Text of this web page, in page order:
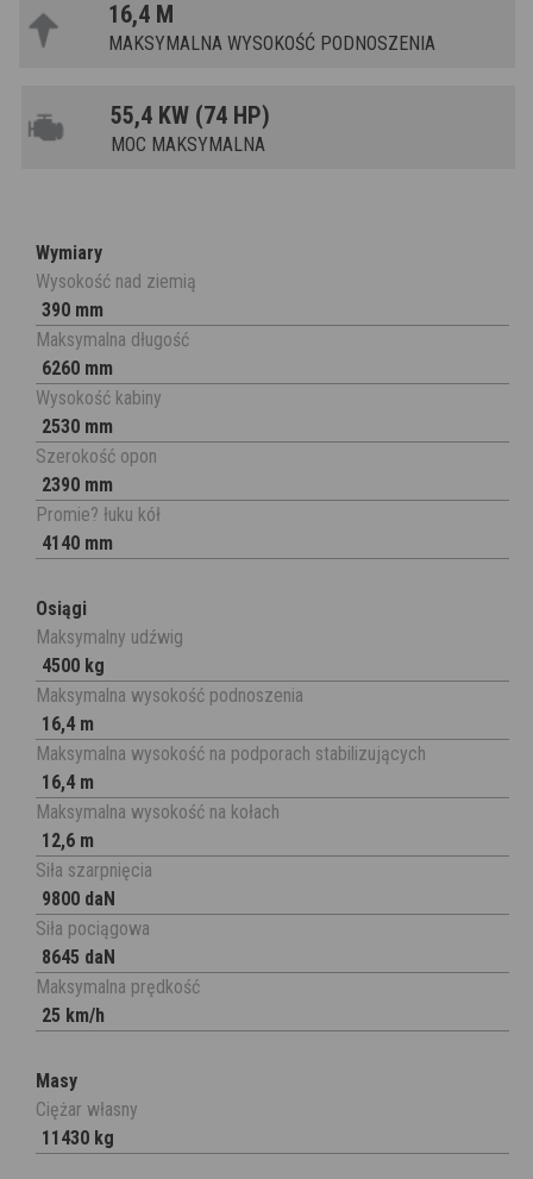
16,4 M
MAKSYMALNA WYSOKOŚĆ PODNOSZENIA
55,4 KW (74 HP)
MOC MAKSYMALNA
Wymiary
Wysokość nad ziemią
390 mm
Maksymalna długość
6260 mm
Wysokość kabiny
2530 mm
Szerokość opon
2390 mm
Promie? łuku kół
4140 mm
Osiągi
Maksymalny udźwig
4500 kg
Maksymalna wysokość podnoszenia
16,4 m
Maksymalna wysokość na podporach stabilizujących
16,4 m
Maksymalna wysokość na kołach
12,6 m
Siła szarpnięcia
9800 daN
Siła pociągowa
8645 daN
Maksymalna prędkość
25 km/h
Masy
Ciężar własny
11430 kg